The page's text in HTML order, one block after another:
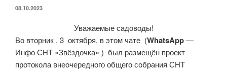
ОПУБЛИКОВАНО
08.10.2023
Уважаемые садоводы!
Во вторник , 3 октября, в этом чате (WhatsApp—
Инфо СНТ «Звёздочка» ) был размещён проект
протокола внеочередного общего собрания СНТ